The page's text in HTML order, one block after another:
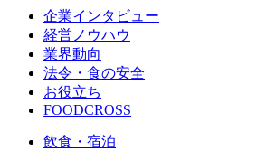
企業インタビュー
経営ノウハウ
業界動向
法令・食の安全
お役立ち
FOODCROSS
飲食・宿泊